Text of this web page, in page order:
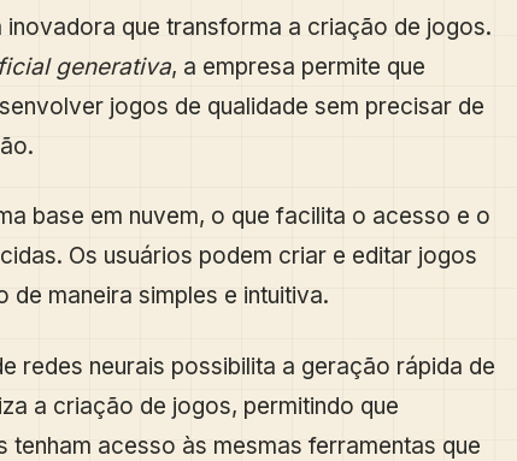
inovadora que transforma a criação de jogos.
generativa, a empresa permite que
jogos de qualidade sem precisar de
base em nuvem, o que facilita o acesso e o
Os usuários podem criar e editar jogos
de maneira simples e intuitiva.
redes neurais possibilita a geração rápida de
a criação de jogos, permitindo que
tenham acesso às mesmas ferramentas que